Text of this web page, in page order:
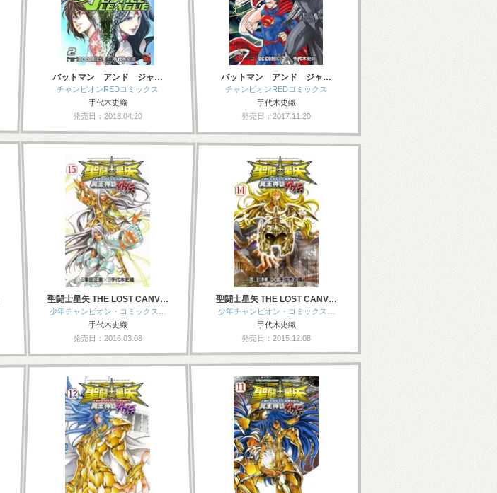
バットマン アンド ジャ…
チャンピオンREDコミックス
手代木史織
発売日：2018.04.20
バットマン アンド ジャ…
チャンピオンREDコミックス
手代木史織
発売日：2017.11.20
聖闘士星矢 THE LOST CANV…
少年チャンピオン・コミックス…
手代木史織
発売日：2016.03.08
聖闘士星矢 THE LOST CANV…
少年チャンピオン・コミックス…
手代木史織
発売日：2015.12.08